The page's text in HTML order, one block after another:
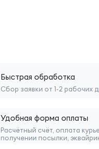
Быстрая обработка
Сбор заявки от 1-2 рабочих
Удобная форма оплаты
Расчётный счёт, оплата
получении посылки,